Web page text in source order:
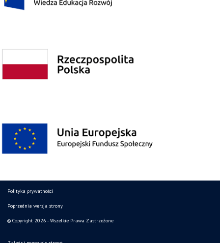
Polityka prywatności
Poprzednia wersja strony
© Copyright 2026 - Wszelkie Prawa Zastrzeżone